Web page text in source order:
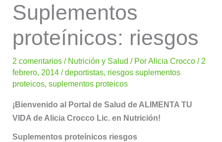
Suplementos
proteínicos: riesgos
2 comentarios / Nutrición y Salud / PorAlicia Crocco/ 2
febrero, 2014/deportistas, riesgos suplementos
proteicos,suplementos proteicos
¡Bienvenido al Portal de Salud de ALIMENTA TU
VIDA de Alicia Crocco Lic. en Nutrición!
Suplementos proteínicos riesgos